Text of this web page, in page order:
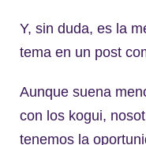
Y, sin duda, es la
tema en un post
Aunque suena
con los kogui,
tenemos la